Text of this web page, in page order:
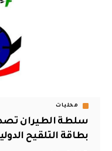
محليات
سلطة الطيران
بطاقة التلقيح